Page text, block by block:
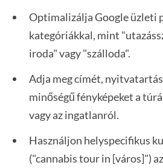
Optimalizálja Google üzleti
kategóriákkal, mint
iroda" vagy "szálloda".
Adja meg címét,
minőségű fényképeket a
vagy az ingatlanról.
Használjon helyspecifikus
("cannabis tour in [város]")